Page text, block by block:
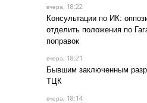
вчера, 18:22
Консультации по ИК:
отделить положения по
поправок
вчера, 18:21
Бывшим заключенным
ТЦК
вчера, 18:14